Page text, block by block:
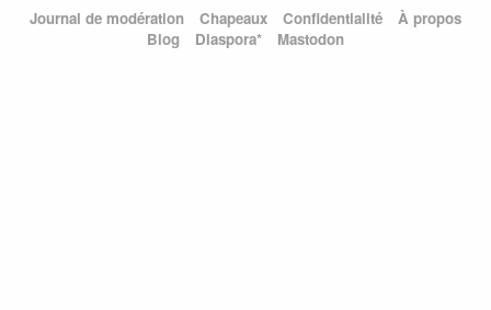
Journal de modération Chapeaux Confidentialité
À propos
Blog
Diaspora* Mastodon